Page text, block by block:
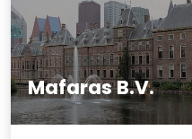
Mafaras B.V.